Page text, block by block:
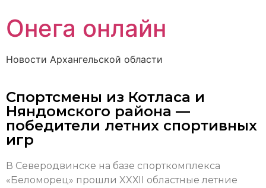
Онега онлайн
Новости Архангельской области
Спортсмены из Котласа и
Няндомского района —
победители летних спортивных
игр
В Северодвинске на базе спорткомплекса
«Беломорец» прошли XXХII областные летние